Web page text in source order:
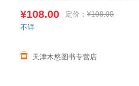
¥108.00 定价： ¥108.00
天津木悠图书专营店
不详